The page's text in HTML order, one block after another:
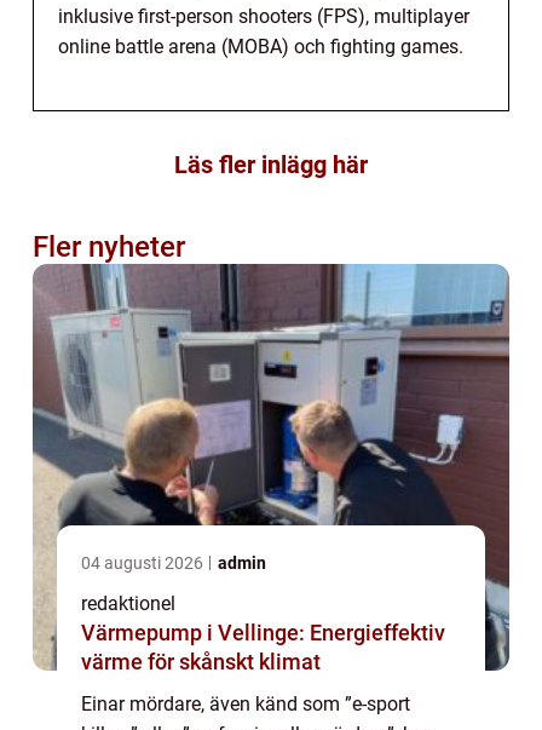
inklusive first-person shooters (FPS), multiplayer
online battle arena (MOBA) och fighting games.
Läs fler inlägg här
Fler nyheter
04 augusti 2026 admin
redaktionel
Värmepump i Vellinge: Energieffektiv
värme för skånskt klimat
Einar mördare, även känd som ”e-sport